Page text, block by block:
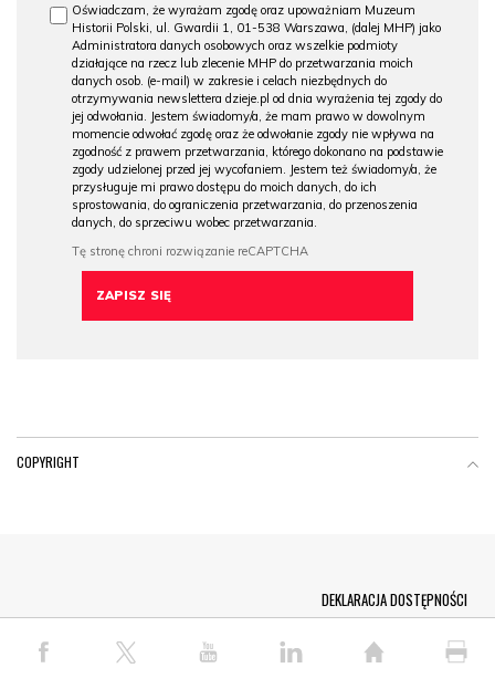
Oświadczam, że wyrażam zgodę oraz upoważniam Muzeum
Historii Polski, ul. Gwardii 1, 01-538 Warszawa, (dalej MHP) jako
Administratora danych osobowych oraz wszelkie podmioty
działające na rzecz lub zlecenie MHP do przetwarzania moich
danych osob. (e-mail) w zakresie i celach niezbędnych do
otrzymywania newslettera dzieje.pl od dnia wyrażenia tej zgody do
jej odwołania. Jestem świadomy/a, że mam prawo w dowolnym
momencie odwołać zgodę oraz że odwołanie zgody nie wpływa na
zgodność z prawem przetwarzania, którego dokonano na podstawie
zgody udzielonej przed jej wycofaniem. Jestem też świadomy/a, że
przysługuje mi prawo dostępu do moich danych, do ich
sprostowania, do ograniczenia przetwarzania, do przenoszenia
danych, do sprzeciwu wobec przetwarzania.
COPYRIGHT
© COPYRIGHT PAP 2026
DEKLARACJA DOSTĘPNOŚCI